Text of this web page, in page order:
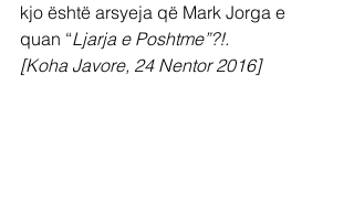
kjo është arsyeja që Mark Jorga e
quan “Ljarja e Poshtme”?!.
[Koha Javore, 24 Nentor 2016]